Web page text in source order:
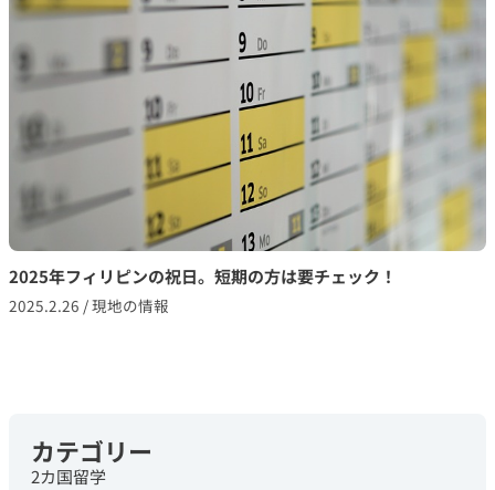
2025年フィリピンの祝日。短期の方は要チェック！
2025.2.26 /現地の情報
カテゴリー
2カ国留学